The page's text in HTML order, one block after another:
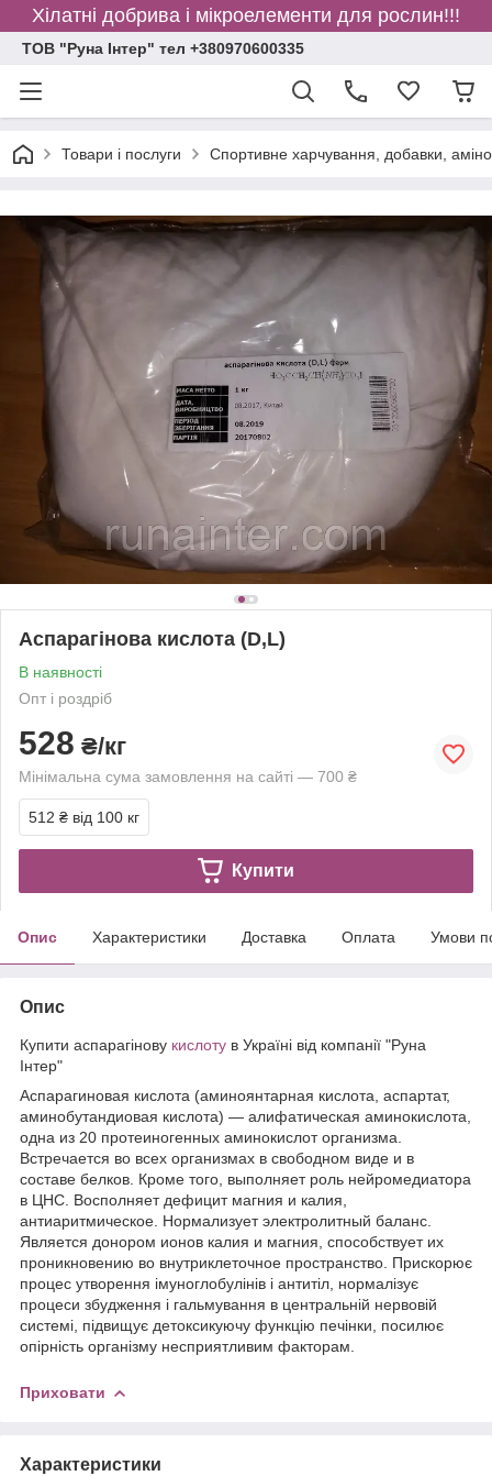
Хілатні добрива і мікроелементи для рослин!!!
ТОВ "Руна Інтер" тел +380970600335
Товари і послуги Спортивне харчування, добавки,
Аспарагінова кислота (D,L)
В наявності
Опт і роздріб
528 ₴/кг
Мінімальна сума замовлення на сайті — 700 ₴
512 ₴ від 100 кг
Купити
Опис Характеристики Доставка Оплата Умови
Опис
Купити аспарагінову кислоту в Україні від компанії "Руна
Інтер"
Аспарагиновая кислота (аминоянтарная кислота, аспартат,
аминобутандиовая кислота) — алифатическая аминокислота,
одна из 20 протеиногенных аминокислот организма.
Встречается во всех организмах в свободном виде и в
составе белков. Кроме того, выполняет роль нейромедиатора
в ЦНС. Восполняет дефицит магния и калия,
антиаритмическое. Нормализует электролитный баланс.
Является донором ионов калия и магния, способствует их
проникновению во внутриклеточное пространство. Прискорює
процес утворення імуноглобулінів і антитіл, нормалізує
процеси збудження і гальмування в центральній нервовій
системі, підвищує детоксикуючу функцію печінки, посилює
опірність організму несприятливим факторам.
Приховати
Характеристики